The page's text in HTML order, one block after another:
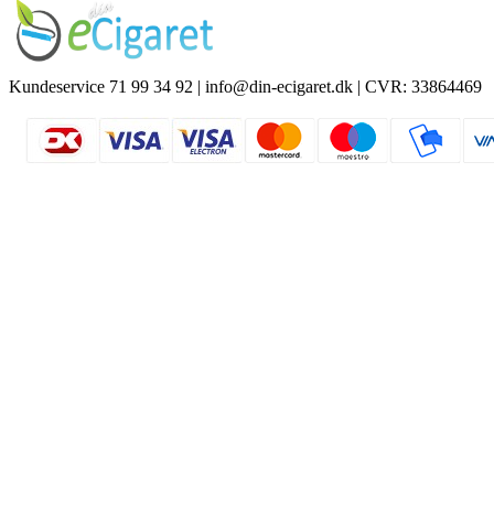
Kundeservice 71 99 34 92 | info@din-ecigaret.dk | CVR: 33864469